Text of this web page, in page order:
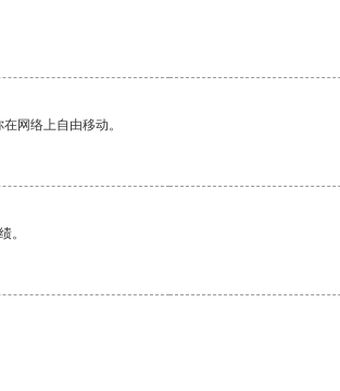
网络上自由移动。
。